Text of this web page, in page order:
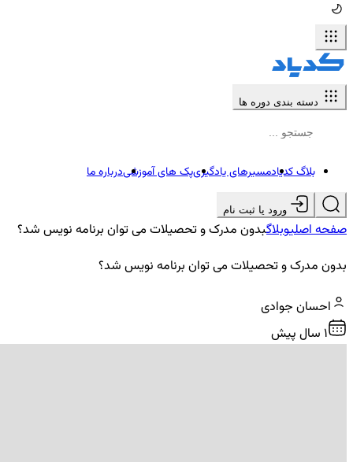
دسته بندی دوره ها
بلاگ کدیادمسیرهای یادگیریپک های آموزشیدرباره ما
ورود یا ثبت نام
صفحه اصلیوبلاگبدون مدرک و تحصیلات می توان برنامه نویس شد؟
بدون مدرک و تحصیلات می توان برنامه نویس شد؟
احسان جوادی
1 سال پیش